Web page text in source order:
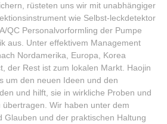
rüsteten uns wir mit unabhängiger
wie Selbst-leckdetektor
QC Personalvorformling der Pumpe
aus. Unter effektivem Management
Nordamerika, Europa, Korea
der Rest ist zum lokalen Markt. Haojin
um den neuen Ideen und den
und hilft, sie in wirkliche Proben und
Wir haben unter dem
Glauben und der praktischen Haltung